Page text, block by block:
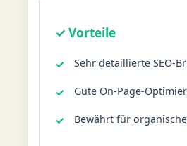
✓ Vorteile
Sehr detaillierte SEO-
Gute On-Page-
Bewährt für